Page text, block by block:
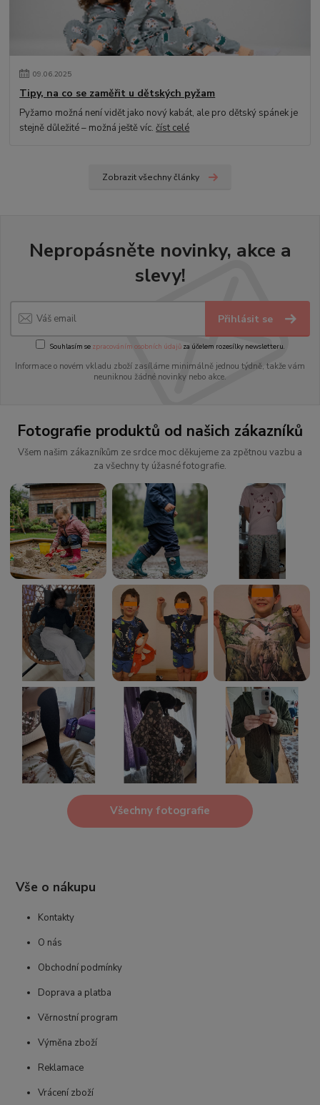
09.06.2025
Tipy, na co se zaměřit u dětských pyžam
Pyžamo možná není vidět jako nový kabát, ale pro dětský spánek je
stejně důležité – možná ještě víc.číst celé
Zobrazit všechny články
Nepropásněte novinky, akce a
slevy!
Přihlásit se
Souhlasím se zpracováním osobních údajůza účelem rozesílky newsletteru.
Informace o novém vkladu zboží zasíláme minimálně jednou týdně, takže vám
neuniknou žádné novinky nebo akce.
Fotografie produktů od našich zákazníků
Všem našim zákazníkům ze srdce moc děkujeme za zpětnou vazbu a
za všechny ty úžasné fotografie.
Všechny fotografie
Vše o nákupu
Kontakty
O nás
Obchodní podmínky
Doprava a platba
Věrnostní program
Výměna zboží
Reklamace
Vrácení zboží